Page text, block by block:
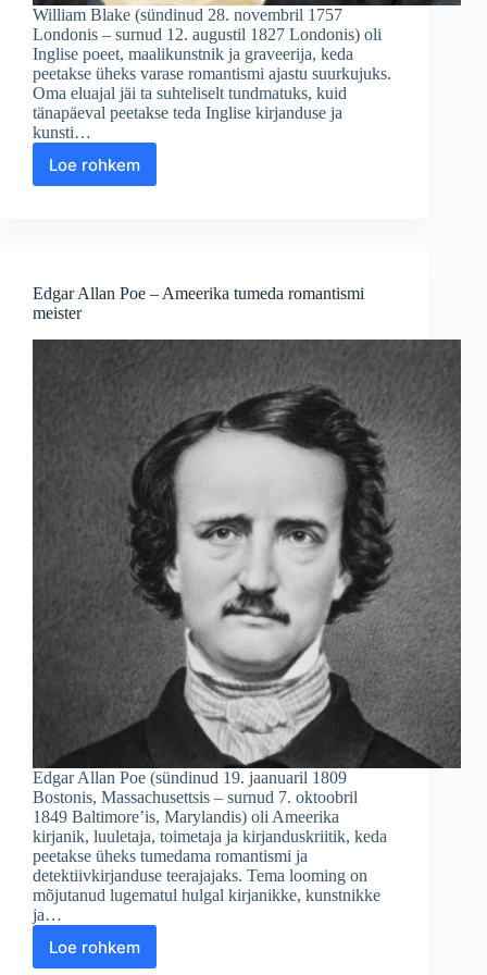
William Blake (sündinud 28. novembril 1757
Londonis – surnud 12. augustil 1827 Londonis) oli
Inglise poeet, maalikunstnik ja graveerija, keda
peetakse üheks varase romantismi ajastu suurkujuks.
Oma eluajal jäi ta suhteliselt tundmatuks, kuid
tänapäeval peetakse teda Inglise kirjanduse ja
kunsti…
Loe rohkem
William
ja
Edgar Allan Poe – Ameerika tumeda romantismi
meister
Edgar Allan Poe (sündinud 19. jaanuaril 1809
Bostonis, Massachusettsis – surnud 7. oktoobril
1849 Baltimore’is, Marylandis) oli Ameerika
kirjanik, luuletaja, toimetaja ja kirjanduskriitik, keda
peetakse üheks tumedama romantismi ja
detektiivkirjanduse teerajajaks. Tema looming on
mõjutanud lugematul hulgal kirjanikke, kunstnikke
ja…
Loe rohkem
Edgar